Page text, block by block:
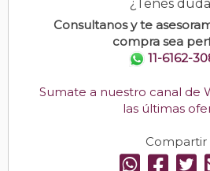
¿Tenés
Consultanos y te
compra sea
11-6162-
Sumate a nuestro canal de
las últimas
Compartir